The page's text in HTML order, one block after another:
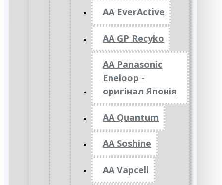
AA EverActive
AA GP Recyko
AA Panasonic
Eneloop -
оригінал Японія
AA Quantum
AA Soshine
AA Vapcell